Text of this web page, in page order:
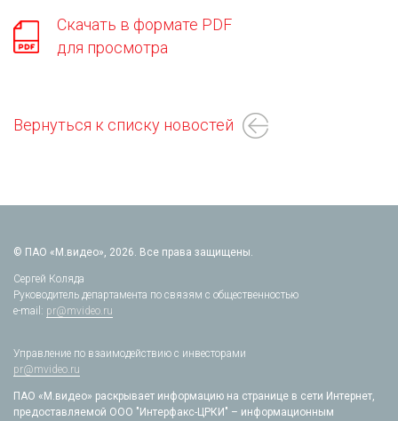
Скачать в формате PDF
для просмотра
Вернуться к списку новостей
© ПАО «М.видео», 2026. Все права защищены.
Сергей Коляда
Руководитель департамента по связям с общественностью
e-mail: pr@mvideo.ru
Управление по взаимодействию с инвесторами
pr@mvideo.ru
ПАО «М.видео» раскрывает информацию на странице в сети Интернет,
предоставляемой ООО "Интерфакс-ЦРКИ" – информационным